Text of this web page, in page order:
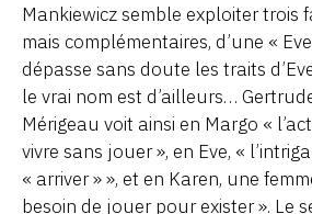
Mankiewicz semble exploiter trois
mais complémentaires, d’une «
dépasse sans doute les traits
le vrai nom est d’ailleurs…
Mérigeau voit ainsi en Margo «
vivre sans jouer », en Eve, «
« arriver » », et en Karen, une
besoin de jouer pour exister ». Le